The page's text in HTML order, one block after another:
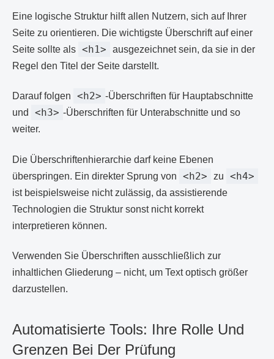
Eine logische Struktur hilft allen Nutzern, sich auf Ihrer
Seite zu orientieren. Die wichtigste Überschrift auf einer
Seite sollte als <h1>
ausgezeichnet sein, da sie in der
Regel den Titel der Seite darstellt.
Darauf folgen <h2> -Überschriften für Hauptabschnitte
und
<h3> -Überschriften für Unterabschnitte und so
weiter.
Die Überschriftenhierarchie darf keine Ebenen
überspringen. Ein direkter Sprung von
<h2> zu <h4>
ist beispielsweise nicht zulässig, da assistierende
Technologien die Struktur sonst nicht korrekt
interpretieren können.
Verwenden Sie Überschriften ausschließlich zur
inhaltlichen Gliederung – nicht, um Text optisch größer
darzustellen.
Automatisierte Tools: Ihre Rolle Und
Grenzen Bei Der Prüfung